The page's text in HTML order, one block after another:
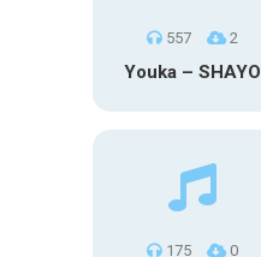
557 2
Youka – SHAYO
175 0